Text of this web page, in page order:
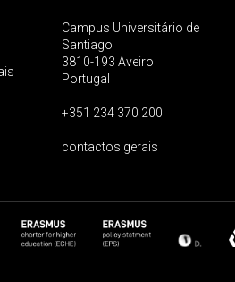
Campus Universitário de
Santiago
3810-193 Aveiro
Portugal
+351 234 370 200
contactos gerais